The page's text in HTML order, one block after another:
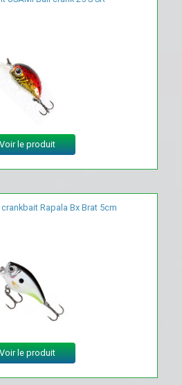
Voir le produit
Rapala Bx Brat 5cm
Voir le produit